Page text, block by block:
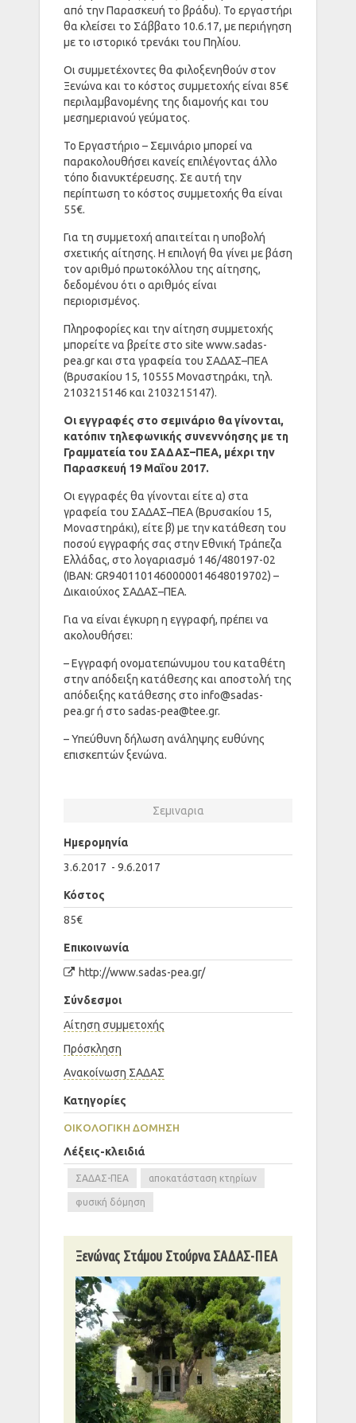
από την Παρασκευή το βράδυ). Το εργαστήρι
θα κλείσει το Σάββατο 10.6.17, με περιήγηση
με το ιστορικό τρενάκι του Πηλίου.
Οι συμμετέχοντες θα φιλοξενηθούν στον
Ξενώνα και το κόστος συμμετοχής είναι 85€
περιλαμβανομένης της διαμονής και του
μεσημεριανού γεύματος.
Το Εργαστήριο – Σεμινάριο μπορεί να
παρακολουθήσει κανείς επιλέγοντας άλλο
τόπο διανυκτέρευσης. Σε αυτή την
περίπτωση το κόστος συμμετοχής θα είναι
55€.
Για τη συμμετοχή απαιτείται η υποβολή
σχετικής αίτησης. Η επιλογή θα γίνει με βάση
τον αριθμό πρωτοκόλλου της αίτησης,
δεδομένου ότι ο αριθμός είναι
περιορισμένος.
Πληροφορίες και την αίτηση συμμετοχής
μπορείτε να βρείτε στο site www.sadas-
pea.grκαι στα γραφεία του ΣΑΔΑΣ–ΠΕΑ
(Βρυσακίου 15, 10555 Μοναστηράκι, τηλ.
2103215146 και 2103215147).
Οι εγγραφές στο σεμινάριο θα γίνονται,
κατόπιν τηλεφωνικής συνεννόησης με τη
Γραμματεία του ΣΑΔΑΣ–ΠΕΑ, μέχρι την
Παρασκευή 19 Μαΐου 2017.
Οι εγγραφές θα γίνονται είτε α) στα
γραφεία του ΣΑΔΑΣ–ΠΕΑ (Βρυσακίου 15,
Μοναστηράκι), είτε β) με την κατάθεση του
ποσού εγγραφής σας στην Εθνική Τράπεζα
Ελλάδας, στο λογαριασμό 146/480197-02
(IBAN: GR9401101460000014648019702) –
Δικαιούχος ΣΑΔΑΣ–ΠΕΑ.
Για να είναι έγκυρη η εγγραφή, πρέπει να
ακολουθήσει:
– Εγγραφή ονοματεπώνυμου του καταθέτη
στην απόδειξη κατάθεσης και αποστολή της
απόδειξης κατάθεσης στο info@sadas-
pea.grή στο sadas-pea@tee.gr.
– Υπεύθυνη δήλωση ανάληψης ευθύνης
επισκεπτών ξενώνα.
Σεμιναρια
Ημερομηνία
3.6.2017 - 9.6.2017
Κόστος
85€
Επικοινωνία
http://www.sadas-pea.gr/
Σύνδεσμοι
Αίτηση συμμετοχής
Πρόσκληση
Ανακοίνωση ΣΑΔΑΣ
Κατηγορίες
ΟΙΚΟΛΟΓΙΚΉ ΔΌΜΗΣΗ
Λέξεις-κλειδιά
ΣΑΔΑΣ-ΠΕΑ αποκατάσταση κτηρίων
φυσική δόμηση
Ξενώνας Στάμου Στούρνα ΣΑΔΑΣ-ΠΕΑ